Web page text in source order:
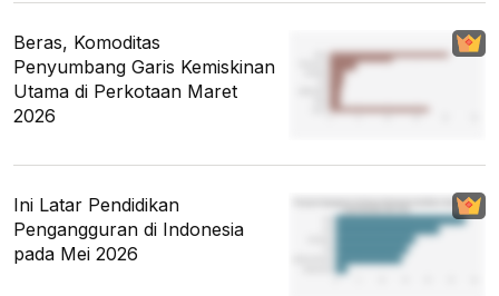
Beras, Komoditas
Penyumbang Garis Kemiskinan
Utama di Perkotaan Maret
2026
Ini Latar Pendidikan
Pengangguran di Indonesia
pada Mei 2026